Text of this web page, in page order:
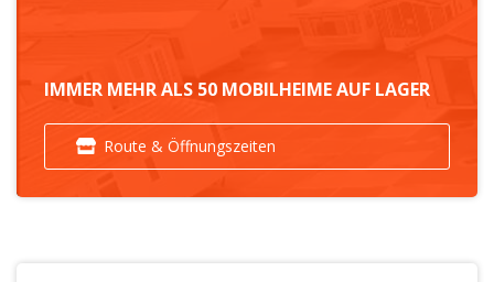
IMMER MEHR ALS 50 MOBILHEIME AUF LAGER
Route & Öffnungszeiten